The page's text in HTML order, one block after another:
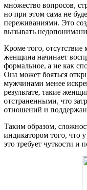
множество вопросов,
но при этом сама не
переживаниями. Это
вызывать
Кроме того,
женщина начинает
формальное, а не как
Она может бояться
мужчинами менее
результате, такие
отстраненными, что
отношений и
Таким образом,
индикатором того,
это требует чуткости